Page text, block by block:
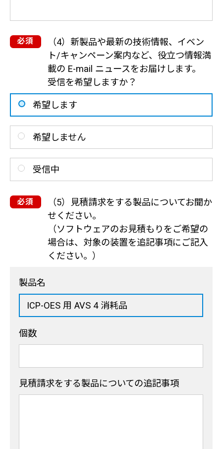
（4）新製品や最新の技術情報、イベン
ト/キャンペーン案内など、役立つ情報満
載の E-mail ニュースをお届けします。
受信を希望しますか？
希望します
希望しません
受信中
（5）見積請求をする製品についてお聞か
せください。
（ソフトウェアのお見積もりをご希望の
場合は、対象の装置を追記事項にご記入
ください。）
製品名
個数
見積請求をする製品についての追記事項